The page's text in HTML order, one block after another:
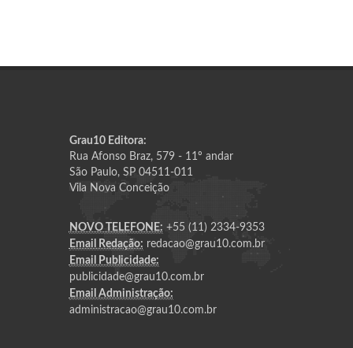
Grau10 Editora:
Rua Afonso Braz, 579 - 11º andar
São Paulo, SP 04511-011
Vila Nova Conceição
NOVO TELEFONE: +55 (11) 2334-9353
Email Redação: redacao@grau10.com.br
Email Publicidade:
publicidade@grau10.com.br
Email Administração:
administracao@grau10.com.br